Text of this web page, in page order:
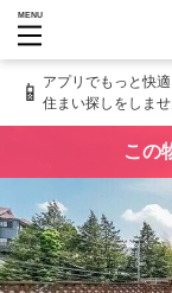
MENU
📱 アプリでもっと快
住まい探しをしませ
この